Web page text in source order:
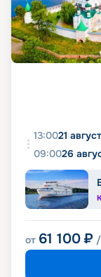
13:0021
09:0026
от 61 100 ₽